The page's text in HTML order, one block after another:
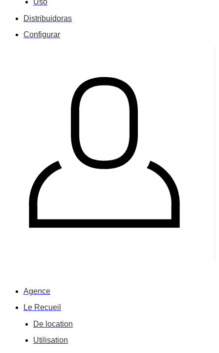
Distribuidoras
Configurar
Agence
Le Recueil
De location
Utilisation